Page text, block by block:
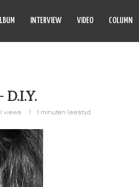
INTERVIEW VIDEO COLUMN
D.I.Y.
views 1 minuten leestijd